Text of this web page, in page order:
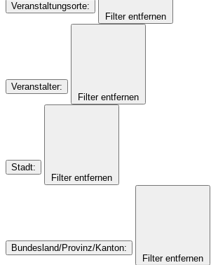
Veranstaltungsorte:
Filter entfernen
Veranstalter:
Filter entfernen
Stadt:
Filter entfernen
Bundesland/Provinz/Kanton:
Filter entfernen